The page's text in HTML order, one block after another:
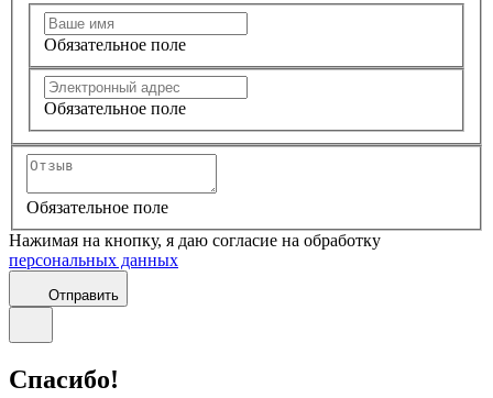
Обязательное поле
Обязательное поле
Обязательное поле
Нажимая на кнопку, я даю согласие на обработку
персональных данных
Отправить
Спасибо!